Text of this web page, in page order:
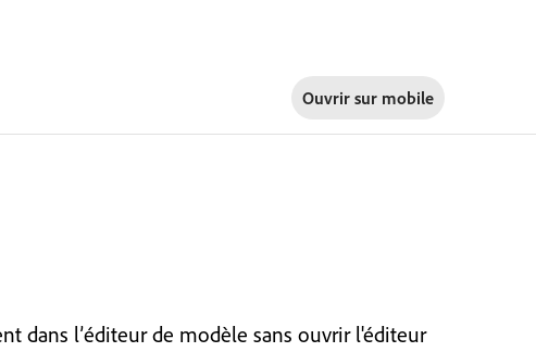
Ouvrir sur mobile
dans l’éditeur de modèle sans ouvrir l'éditeur